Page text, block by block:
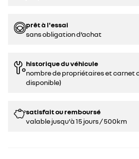
prêt à l'essai
sans obligation d’achat
historique du véhicule
nombre de propriétaires et carnet
disponible)
satisfait ou remboursé
valable jusqu'à 15 jours / 500km